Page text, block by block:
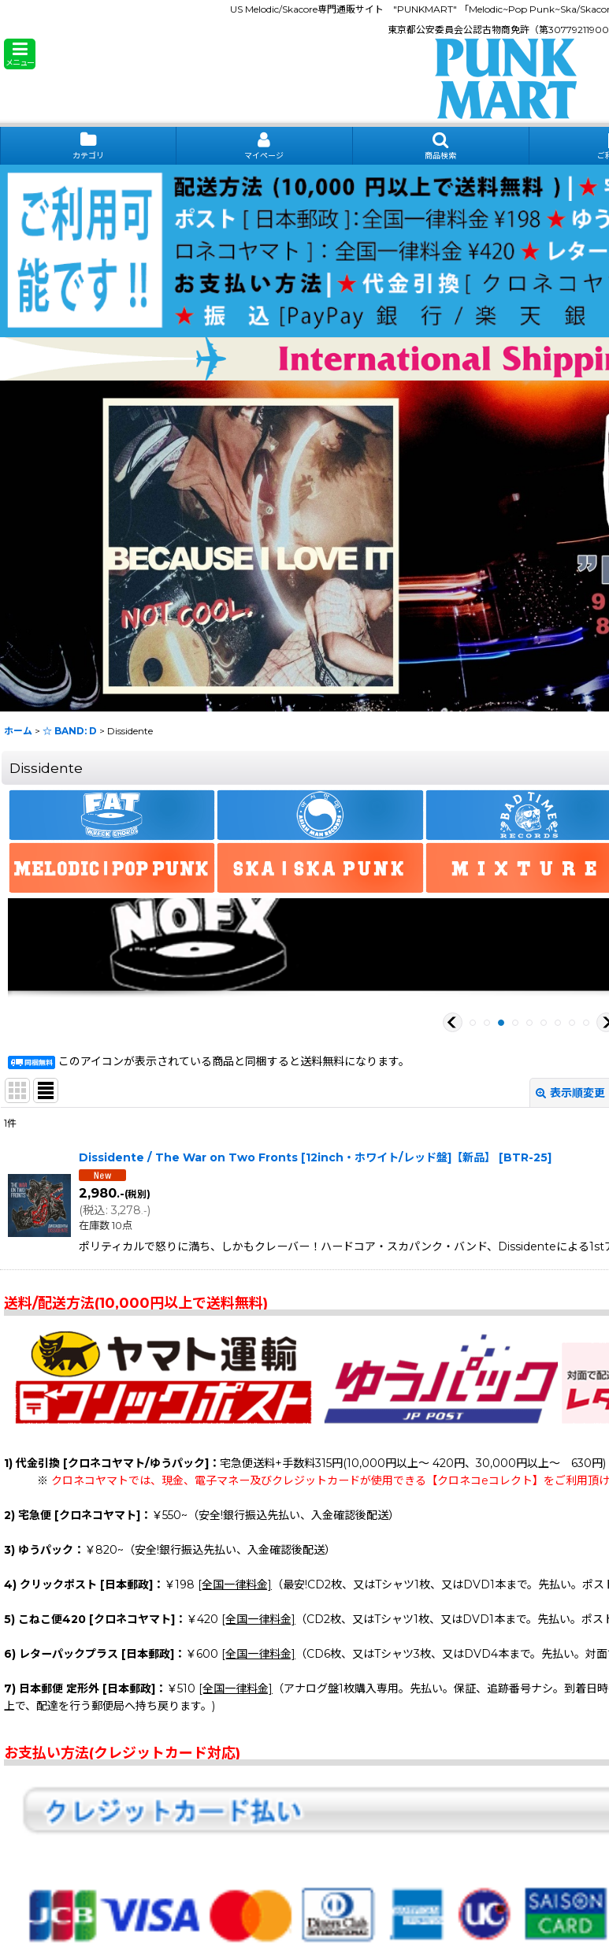
US Melodic/Skacore専門通販サイト "PUNKMART" 「Melodic~Pop Punk~Ska/
東京都公安委員会公認古物商免許（第
メニュー
カテゴリ マイページ 商品検索 ご
ホーム > ☆ BAND: D > Dissidente
Dissidente
このアイコンが表示されている商品と同梱すると送料無料になります。
表示順変更
在庫あり
並び順:
絞り込む
1件
Dissidente ‎/ The War on Two Fronts [12inch・ホワイト/レッド盤]【新品】 [BTR-25]
2,980.-(税別)
(税込: 3,278 .-)
在庫数 10点
ポリティカルで怒りに満ち、しかもクレーバー！ハードコア・スカパンク・バンド、Dissidenteによる
送料/配送方法(10,000円以上で送料無料)
1) 代金引換 [クロネコヤマト/ゆうパック]： 宅急便送料+手数料315円(10,000円以上～ 420円、30,000円以上～ 630円)
※ クロネコヤマトでは、現金、電子マネー及びクレジットカードが使用できる【クロネコeコレクト】をご利用頂け
2) 宅急便 [クロネコヤマト]： ￥550~（安全!銀行振込先払い、入金確認後配送）
3) ゆうパック： ￥820~（安全!銀行振込先払い、入金確認後配送）
4) クリックポスト [日本郵政]： ￥198 [全国一律料金] （最安!CD2枚、又はTシャツ1枚、又はDVD1本まで。先払い。ポス
5) こねこ便420 [クロネコヤマト]： ￥420 [全国一律料金] （CD2枚、又はTシャツ1枚、又はDVD1本まで。先払い。ポス
6) レターパックプラス [日本郵政]： ￥600 [全国一律料金] （CD6枚、又はTシャツ3枚、又はDVD4本まで。先払い。対
7) 日本郵便 定形外 [日本郵政]： ￥510 [全国一律料金]
（アナログ盤1枚購入専用。先払い。保証、追跡番号ナシ。到着
上で、配達を行う郵便局へ持ち戻ります。)
お支払い方法(クレジットカード対応)